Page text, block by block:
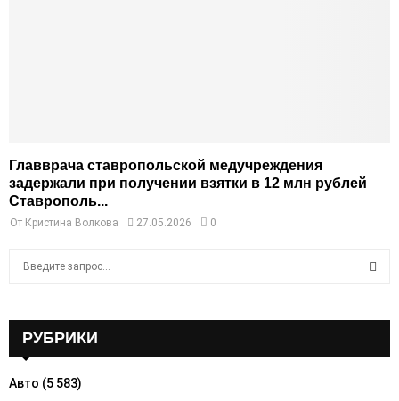
Главврача ставропольской медучреждения
задержали при получении взятки в 12 млн рублей
Ставрополь...
От Кристина Волкова 27.05.2026 0
o
РУБРИКИ
Авто (5 583)